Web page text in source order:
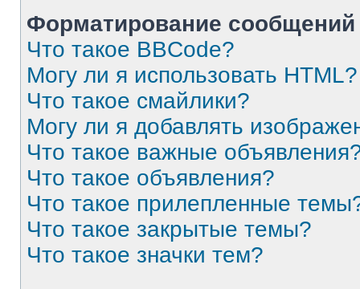
Форматирование
Что такое BBCode?
Могу ли я использовать HTML?
Что такое смайлики?
Могу ли я добавлять
Что такое важные
Что такое объявления?
Что такое прилепленные
Что такое закрытые темы?
Что такое значки тем?